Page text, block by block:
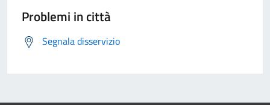
Problemi in città
Segnala disservizio